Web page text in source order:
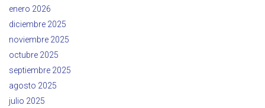
enero 2026
diciembre 2025
noviembre 2025
octubre 2025
septiembre 2025
agosto 2025
julio 2025